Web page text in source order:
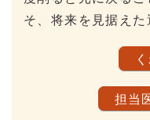
そ、将来を見据えた
担当